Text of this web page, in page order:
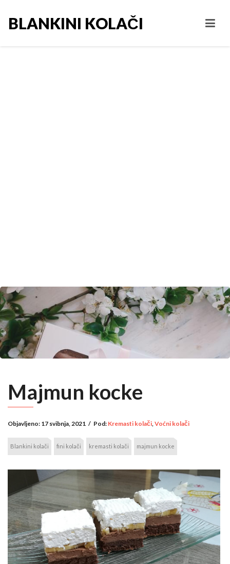
BLANKINI KOLAČI
Majmun kocke
Objavljeno: 17 svibnja, 2021 / Pod: Kremasti kolači,Voćni kolači
Blankini kolači fini kolači kremasti kolači majmun kocke